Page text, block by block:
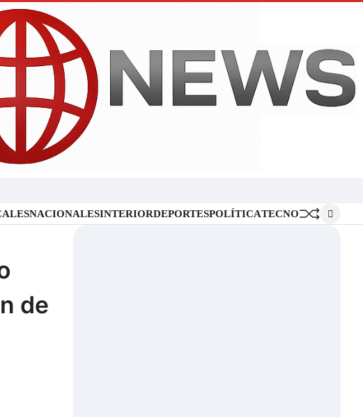
NACIONALESINTERIORDEPORTESPOLÍTICATECNO
de